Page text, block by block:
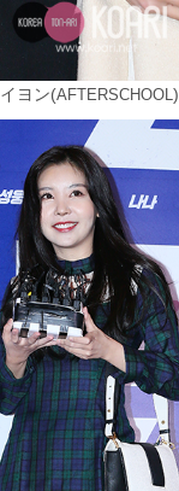
イヨン(AFTERSCHOOL )